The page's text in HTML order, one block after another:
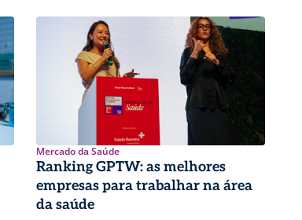
Mercado da Saúde
Ranking GPTW: as melhores
empresas para trabalhar na área
da saúde